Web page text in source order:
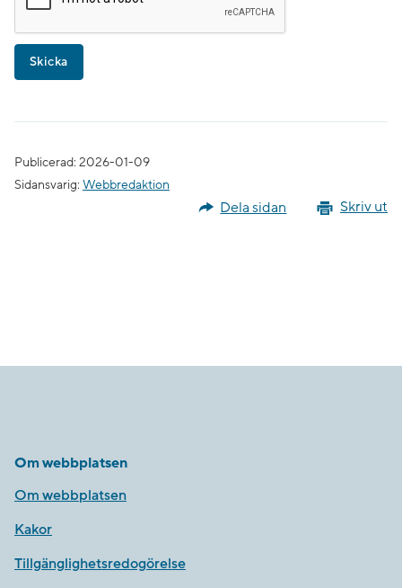
Publicerad: 2026-01-09
Sidansvarig: Webbredaktion
Skriv ut
Dela sidan
Om webbplatsen
Om webbplatsen
Kakor
Tillgänglighetsredogörelse